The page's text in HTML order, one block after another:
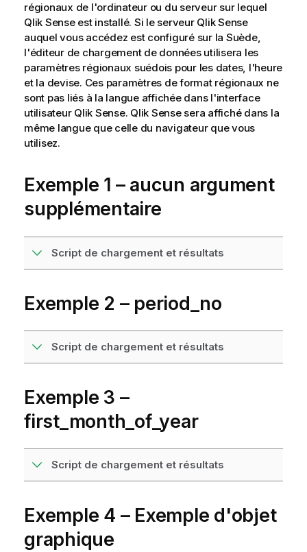
régionaux de l'ordinateur ou du serveur sur lequel
Qlik Senseest installé. Si le serveur Qlik Sense
auquel vous accédez est configuré sur la Suède,
l'éditeur de chargement de données utilisera les
paramètres régionaux suédois pour les dates, l'heure
et la devise. Ces paramètres de format régionaux ne
sont pas liés à la langue affichée dans l'interface
utilisateur Qlik Sense. Qlik Sensesera affiché dans la
même langue que celle du navigateur que vous
utilisez.
Exemple 1 – aucun argument
supplémentaire
Script de chargement et résultats
Exemple 2 – period_no
Script de chargement et résultats
Exemple 3 –
first_month_of_year
Script de chargement et résultats
Exemple 4 – Exemple d'objet
graphique